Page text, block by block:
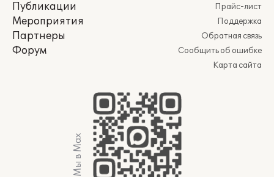
Публикации
Мероприятия
Партнеры
Форум
Прайс-лист
Поддержка
Обратная связь
Сообщить об ошибке
Карта сайта
Мы в Max